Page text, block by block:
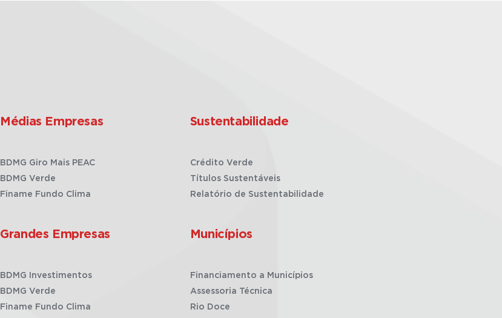
Médias Empresas
BDMG Giro Mais PEAC
BDMG Verde
Finame Fundo Clima
Grandes Empresas
BDMG Investimentos
BDMG Verde
Finame Fundo Clima
Sustentabilidade
Crédito Verde
Títulos Sustentáveis
Relatório de Sustentabilidade
Municípios
Financiamento a Municípios
Assessoria Técnica
Rio Doce